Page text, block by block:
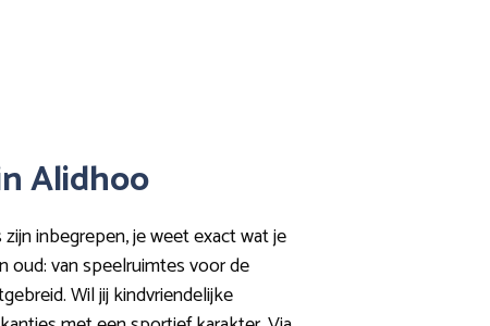
Alidhoo
inbegrepen, je weet exact wat je
van speelruimtes voor de
Wil jij kindvriendelijke